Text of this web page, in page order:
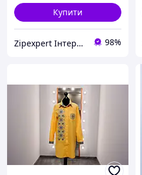
Купити
Zipexpert Iнтернет-магазин запчастин до побутовой технiки та iтнимних товарiв для дорослих 98%